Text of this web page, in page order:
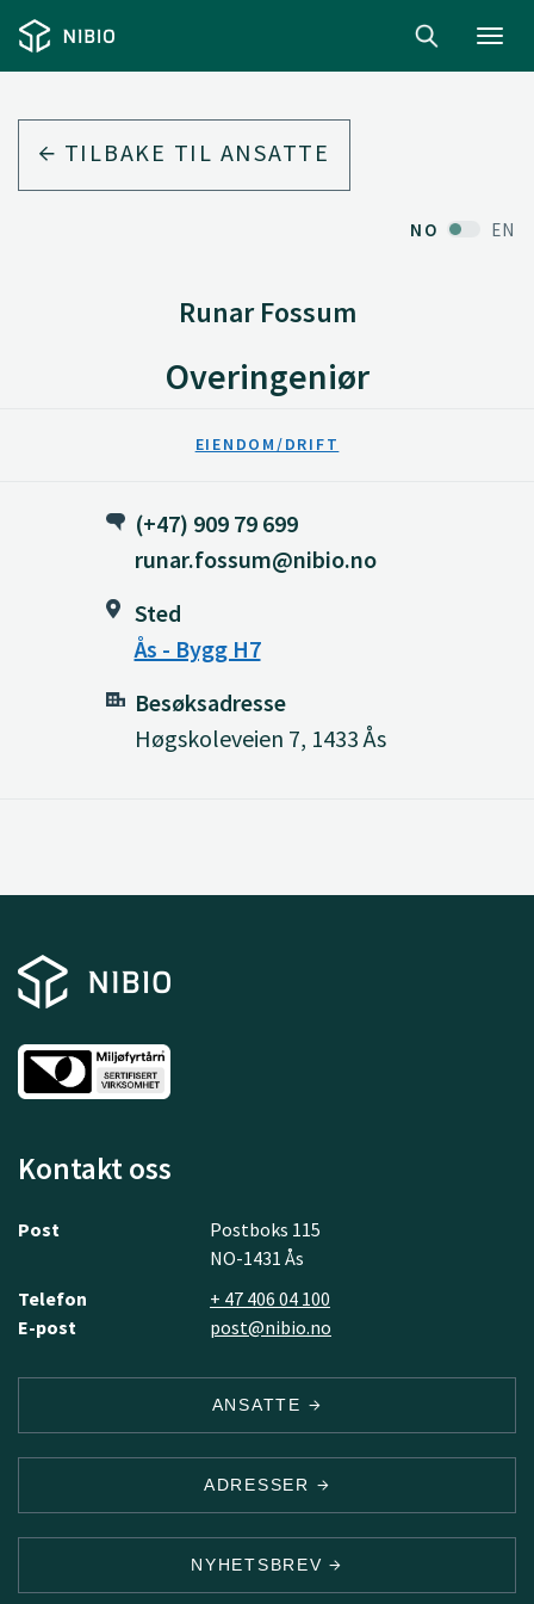
TILBAKE TIL ANSATTE
NO EN
Runar Fossum
Overingeniør
EIENDOM/DRIFT
(+47) 909 79 699
runar.fossum@nibio.no
Sted
Ås - Bygg H7
Besøksadresse
Høgskoleveien 7, 1433 Ås
Kontakt oss
Post
Postboks 115
NO-1431 Ås
Telefon
+ 47 406 04 100
E-post
post@nibio.no
ANSATTE
ADRESSER
NYHETSBREV